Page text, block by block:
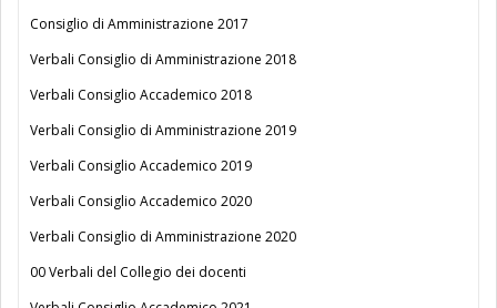
Consiglio di Amministrazione 2017
Verbali Consiglio di Amministrazione 2018
Verbali Consiglio Accademico 2018
Verbali Consiglio di Amministrazione 2019
Verbali Consiglio Accademico 2019
Verbali Consiglio Accademico 2020
Verbali Consiglio di Amministrazione 2020
00 Verbali del Collegio dei docenti